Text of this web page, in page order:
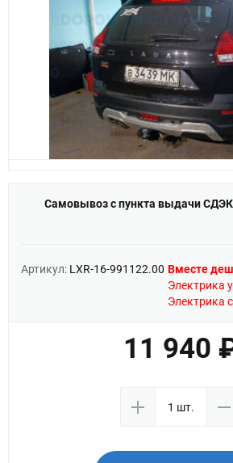
Самовывоз с пункта выдачи
Артикул: LXR-16-991122.00 Вместе
Электрика
Электрика
11 940